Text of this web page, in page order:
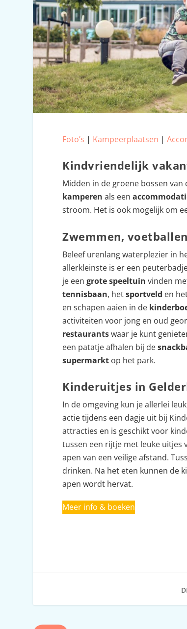
Foto’s | Kampeerplaatsen |
Kindvriendelijk
Midden in de groene bossen
kamperenals een
stroom. Het is ook mogelijk om
Zwemmen,
Beleef urenlang waterplezier in
allerkleinste is er een
je eengrote speeltuin vinden
tennisbaan, hetsportveld en
en schapen aaien in de
activiteiten voor jong en oud
restaurantswaar je kunt
een patatje afhalen bij de
supermarkt op het park.
Kinderuitjes in
In de omgeving kun je allerlei
actie tijdens een dagje uit bij
attracties en is geschikt voor
tussen een rijtje met leuke uitjes
apen van een veilige afstand.
drinken. Na het eten kunnen de
apen wordt hervat.
Meer info & boeken